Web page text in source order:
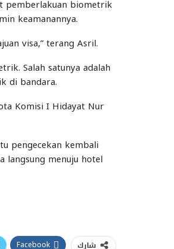
pemberlakuan biometrik
keamanannya.
visa,” terang Asril.
Salah satunya adalah
di bandara.
Komisi I Hidayat Nur
pengecekan kembali
langsung menuju hotel
شارك Facebook